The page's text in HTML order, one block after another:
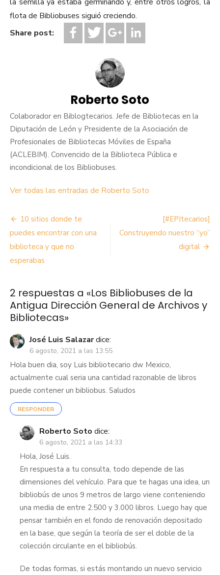
la semilla ya estaba germinando y, entre otros logros, la
flota de Bibliobuses siguió creciendo.
Share post:
Roberto Soto
Colaborador en Biblogtecarios. Jefe de Bibliotecas en la
Diputación de León y Presidente de la Asociación de
Profesionales de Bibliotecas Móviles de España
(ACLEBIM). Convencido de la Biblioteca Pública e
incondicional de los Bibliobuses.
Ver todas las entradas de Roberto Soto
Navegación
de
entradas
10 sitios donde te
puedes encontrar con una
biblioteca y que no
esperabas
[#EPItecarios]
Construyendo nuestro “yo”
digital
2 respuestas a «Los Bibliobuses de la
Antigua Dirección General de Archivos y
Bibliotecas»
José Luis Salazardice:
6 agosto, 2021 a las 13:55
Hola buen dia, soy Luis bibliotecario dw Mexico,
actualmente cual seria una cantidad razonable de libros
puede contener un bibliobus. Saludos
RESPONDER
Roberto Soto dice:
6 agosto, 2021 a las 14:33
Hola, José Luis.
En respuesta a tu consulta, todo depende de las
dimensiones del vehículo. Para que te hagas una idea, un
bibliobús de unos 9 metros de largo viene conteniendo
una media de entre 2.500 y 3.000 libros. Luego hay que
pensar también en el fondo de renovación depositado
en la base, que según la teoría de ser el doble de la
colección circulante en el bibliobús.
De todas formas, si estás montando un nuevo servicio